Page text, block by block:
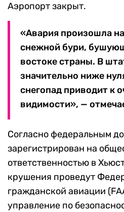
Аэропорт закрыт.
«Авария произошла
снежной бури,
востоке страны. В
значительно ниже
снегопад приводит к
видимости», —
Согласно федеральным
зарегистрирован на
ответственностью в
крушения проведут
гражданской авиации
управление по